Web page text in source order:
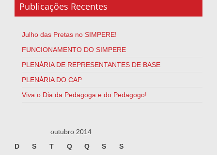
Publicações Recentes
Julho das Pretas no SIMPERE!
FUNCIONAMENTO DO SIMPERE
PLENÁRIA DE REPRESENTANTES DE BASE
PLENÁRIA DO CAP
Viva o Dia da Pedagoga e do Pedagogo!
outubro 2014
D
S T Q Q S S